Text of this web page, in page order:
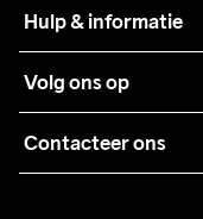
Teamwear
Samenwerkingen
Pers
Hulp & informatie
Algemene voorwaarden
Retour
Volg ons op
Contacteer ons